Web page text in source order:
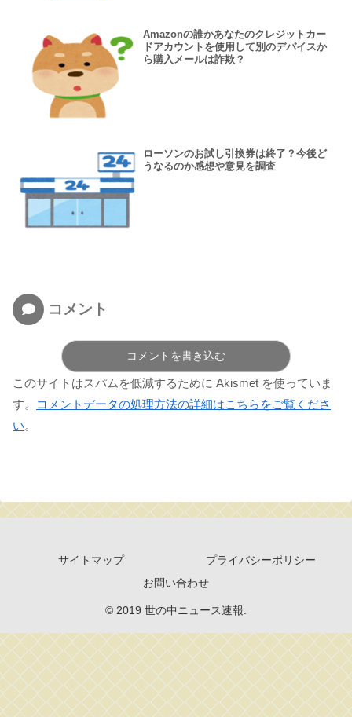
Amazonの誰かあなたのクレジットカー
ドアカウントを使用して別のデバイスか
ら購入メールは詐欺？
ローソンのお試し引換券は終了？今後ど
うなるのか感想や意見を調査
コメント
コメントを書き込む
このサイトはスパムを低減するために Akismet を使っていま
す。
コメントデータの処理方法の詳細はこちらをご覧くださ
い。
サイトマップ
プライバシーポリシー
お問い合わせ
© 2019 世の中ニュース速報.